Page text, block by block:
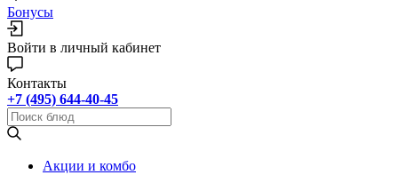
Бонусы
Войти в личный кабинет
Контакты
+7 (495) 644-40-45
Акции и комбо